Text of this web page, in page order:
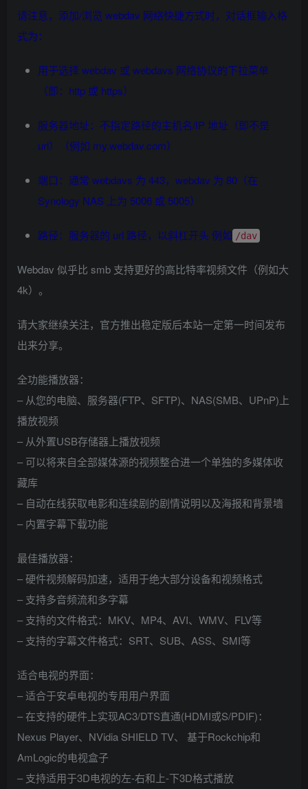
请注意，添加/浏览 webdav 网络快捷方式时，对话框输入格
式为：
用于选择 webdav 或 webdavs 网络协议的下拉菜单
（即：http 或 https）
服务器地址：不指定路径的主机名/IP 地址（即不是
url）（例如 my.webdav.com）
端口：通常 webdavs 为 443，webdav 为 80（在
Synology NAS 上为 5006 或 5005）
路径：服务器的 url 路径，以斜杠开头 例如 /dav
Webdav 似乎比 smb 支持更好的高比特率视频文件（例如大
4k）。
请大家继续关注，官方推出稳定版后本站一定第一时间发布
出来分享。
全功能播放器：
– 从您的电脑、服务器(FTP、SFTP)、NAS(SMB、UPnP)上
播放视频
– 从外置USB存储器上播放视频
– 可以将来自全部媒体源的视频整合进一个单独的多媒体收
藏库
– 自动在线获取电影和连续剧的剧情说明以及海报和背景墙
– 内置字幕下载功能
最佳播放器：
– 硬件视频解码加速，适用于绝大部分设备和视频格式
– 支持多音频流和多字幕
– 支持的文件格式：MKV、MP4、AVI、WMV、FLV等
– 支持的字幕文件格式：SRT、SUB、ASS、SMI等
适合电视的界面：
– 适合于安卓电视的专用用户界面
– 在支持的硬件上实现AC3/DTS直通(HDMI或S/PDIF)：
Nexus Player、NVidia SHIELD TV、 基于Rockchip和
AmLogic的电视盒子
– 支持适用于3D电视的左-右和上-下3D格式播放